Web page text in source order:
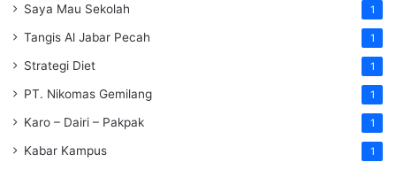
Saya Mau Sekolah 1
Tangis Al Jabar Pecah 1
Strategi Diet 1
PT. Nikomas Gemilang 1
Karo – Dairi – Pakpak 1
Kabar Kampus 1